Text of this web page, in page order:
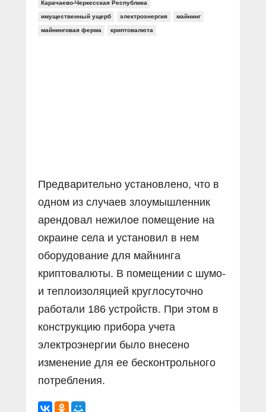
Социальные ролики
Прямой разговор
В знании сила
Газета «Щит и меч»
Журнал «Полиция России»
О ПОРТАЛЕ
Карачаево-Черкесская Республика
имущественный ущерб электроэнергия майнинг
майнинговая ферма криптовалюта
Предварительно установлено, что в
одном из случаев злоумышленник
арендовал нежилое помещение на
окраине села и установил в нем
оборудование для майнинга
криптовалюты. В помещении с шумо-
и теплоизоляцией круглосуточно
работали 186 устройств. При этом в
конструкцию прибора учета
электроэнергии было внесено
изменение для ее бесконтрольного
потребления.